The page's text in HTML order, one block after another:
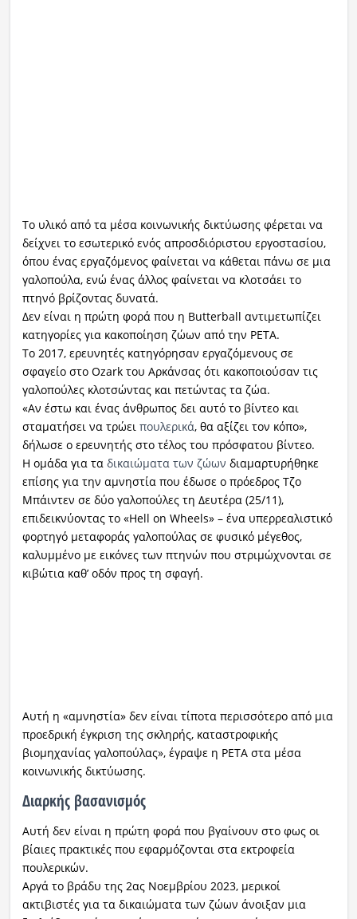
Το υλικό από τα μέσα κοινωνικής δικτύωσης φέρεται να
δείχνει το εσωτερικό ενός απροσδιόριστου εργοστασίου,
όπου ένας εργαζόμενος φαίνεται να κάθεται πάνω σε μια
γαλοπούλα, ενώ ένας άλλος φαίνεται να κλοτσάει το
πτηνό βρίζοντας δυνατά.
Δεν είναι η πρώτη φορά που η Butterball αντιμετωπίζει
κατηγορίες για κακοποίηση ζώων από την PETA.
Το 2017, ερευνητές κατηγόρησαν εργαζόμενους σε
σφαγείο στο Ozark του Αρκάνσας ότι κακοποιούσαν τις
γαλοπούλες κλοτσώντας και πετώντας τα ζώα.
«Αν έστω και ένας άνθρωπος δει αυτό το βίντεο και
σταματήσει να τρώει πουλερικά, θα αξίζει τον κόπο»,
δήλωσε ο ερευνητής στο τέλος του πρόσφατου βίντεο.
Η ομάδα για τα δικαιώματα των ζώων διαμαρτυρήθηκε
επίσης για την αμνηστία που έδωσε ο πρόεδρος Τζο
Μπάιντεν σε δύο γαλοπούλες τη Δευτέρα (25/11),
επιδεικνύοντας το «Hell on Wheels» – ένα υπερρεαλιστικό
φορτηγό μεταφοράς γαλοπούλας σε φυσικό μέγεθος,
καλυμμένο με εικόνες των πτηνών που στριμώχνονται σε
κιβώτια καθ’ οδόν προς τη σφαγή.
Αυτή η «αμνηστία» δεν είναι τίποτα περισσότερο από μια
προεδρική έγκριση της σκληρής, καταστροφικής
βιομηχανίας γαλοπούλας», έγραψε η PETA στα μέσα
κοινωνικής δικτύωσης.
Διαρκής βασανισμός
Αυτή δεν είναι η πρώτη φορά που βγαίνουν στο φως οι
βίαιες πρακτικές που εφαρμόζονται στα εκτροφεία
πουλερικών.
Αργά το βράδυ της 2ας Νοεμβρίου 2023, μερικοί
ακτιβιστές για τα δικαιώματα των ζώων άνοιξαν μια